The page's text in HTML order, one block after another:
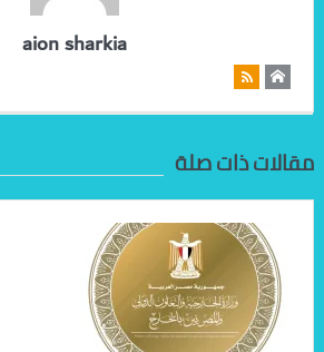
aion sharkia
مقالات ذات صلة